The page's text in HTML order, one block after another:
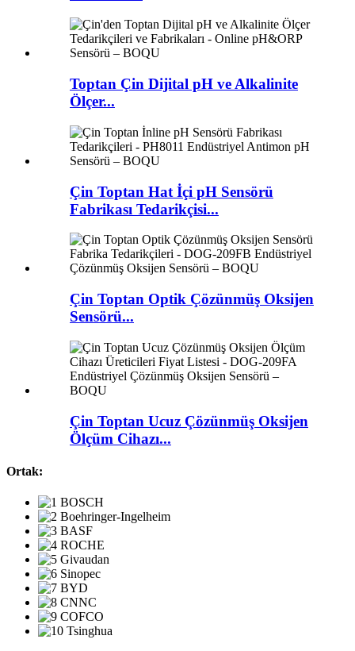
Toptan Çin Dijital pH ve Alkalinite
Ölçer...
Çin Toptan Hat İçi pH Sensörü
Fabrikası Tedarikçisi...
Çin Toptan Optik Çözünmüş Oksijen
Sensörü...
Çin Toptan Ucuz Çözünmüş Oksijen
Ölçüm Cihazı...
Ortak: